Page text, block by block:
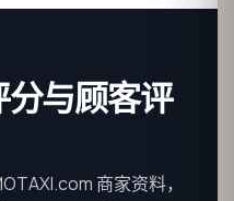
与顾客评
商家资料，